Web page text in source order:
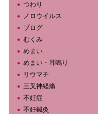
つわり
ノロウイルス
ブログ
むくみ
めまい
めまい・耳鳴り
リウマチ
三叉神経痛
不妊症
不妊鍼灸